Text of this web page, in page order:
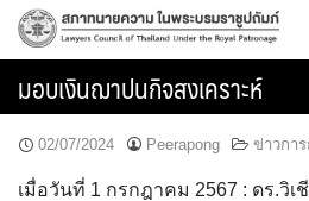
Skip
มอบเงินฌาปนกิจสงเคราะห์
02/07/2024 Peerapong ข่าวกา
เมื่อวันที่ 1 กรกฎาคม 2567 : ดร.วิเ